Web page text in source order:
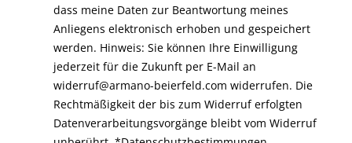
dass meine Daten zur Beantwortung meines
Anliegens elektronisch erhoben und gespeichert
werden. Hinweis: Sie können Ihre Einwilligung
jederzeit für die Zukunft per E-Mail an
widerruf@armano-beierfeld.com widerrufen. Die
Rechtmäßigkeit der bis zum Widerruf erfolgten
Datenverarbeitungsvorgänge bleibt vom Widerruf